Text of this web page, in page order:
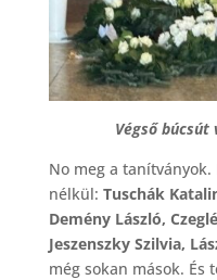
Végső
No meg a
nélkül: Tuschák
Demény László,
Jeszenszky Szilvia,
még sokan mások. És